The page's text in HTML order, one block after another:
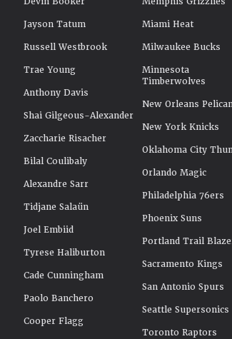
Jayson Tatum
Russell Westbrook
Trae Young
Anthony Davis
Shai Gilgeous-Alexander
Zaccharie Risacher
Bilal Coulibaly
Alexandre Sarr
Tidjane Salaün
Joel Embiid
Tyrese Haliburton
Cade Cunningham
Paolo Banchero
Cooper Flagg
Miami Heat
Milwaukee Bucks
Minnesota
Timberwolves
New Orleans
New York Knicks
Oklahoma City
Orlando Magic
Philadelphia 76ers
Phoenix Suns
Portland Trail
Sacramento Kings
San Antonio Spurs
Seattle Supersonics
Toronto Raptors